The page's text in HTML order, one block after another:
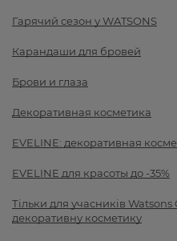
Гарячий сезон у WATSONS
Карандаши для бровей
Брови и глаза
Декоративная косметика
EVELINE: декоративная
EVELINE для красоты до -35%
Тільки для учасників Watsons
декоративну косметику